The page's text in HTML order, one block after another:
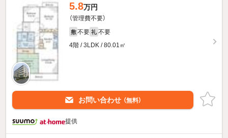
5.8万円
（管理費不要）
敷 不要 礼 不要
4階 / 3LDK / 80.01㎡
お問い合わせ （無料）
提供